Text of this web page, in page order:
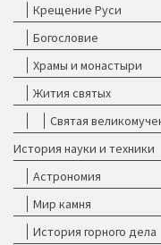
Крещение Руси
Богословие
Храмы и монастыри
Жития святых
Святая
История науки и техники
Астрономия
Мир камня
История горного дела